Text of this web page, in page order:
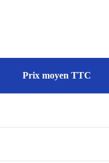
Prix moyen TTC